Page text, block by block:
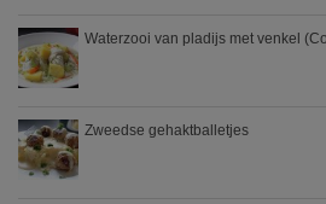
Waterzooi van pladijs met venkel
Zweedse gehaktballetjes